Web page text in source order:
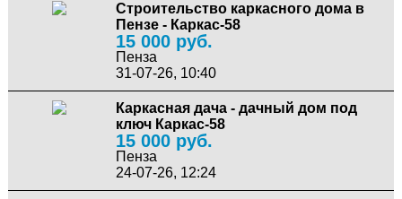
Строительство каркасного дома в
Пензе - Каркас-58
15 000 руб.
Пенза
31-07-26, 10:40
Каркасная дача - дачный дом под
ключ Каркас-58
15 000 руб.
Пенза
24-07-26, 12:24